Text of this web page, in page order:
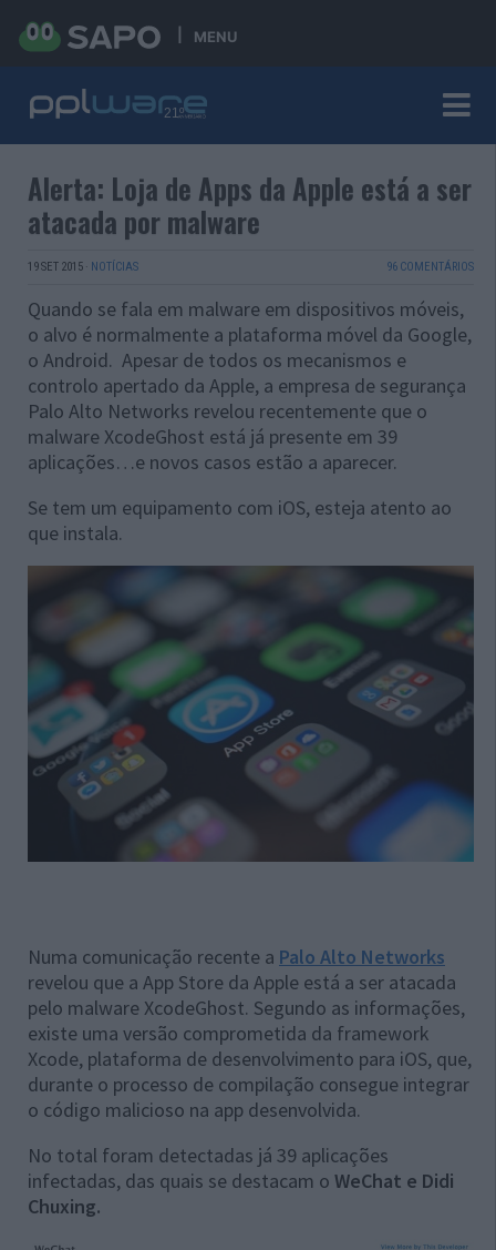
MENU
Alerta: Loja de Apps da Apple está a ser
atacada por malware
19 SET 2015 · NOTÍCIAS 96 COMENTÁRIOS
Quando se fala em malware em dispositivos móveis,
o alvo é normalmente a plataforma móvel da Google,
o Android. Apesar de todos os mecanismos e
controlo apertado da Apple, a empresa de segurança
Palo Alto Networks revelou recentemente que o
malware XcodeGhost está já presente em 39
aplicações…e novos casos estão a aparecer.
Se tem um equipamento com iOS, esteja atento ao
que instala.
Numa comunicação recente a Palo Alto Networks
revelou que a App Store da Apple está a ser atacada
pelo malware XcodeGhost. Segundo as informações,
existe uma versão comprometida da framework
Xcode, plataforma de desenvolvimento para iOS, que,
durante o processo de compilação consegue integrar
o código malicioso na app desenvolvida.
No total foram detectadas já 39 aplicações
infectadas, das quais se destacam o WeChat e Didi
Chuxing.